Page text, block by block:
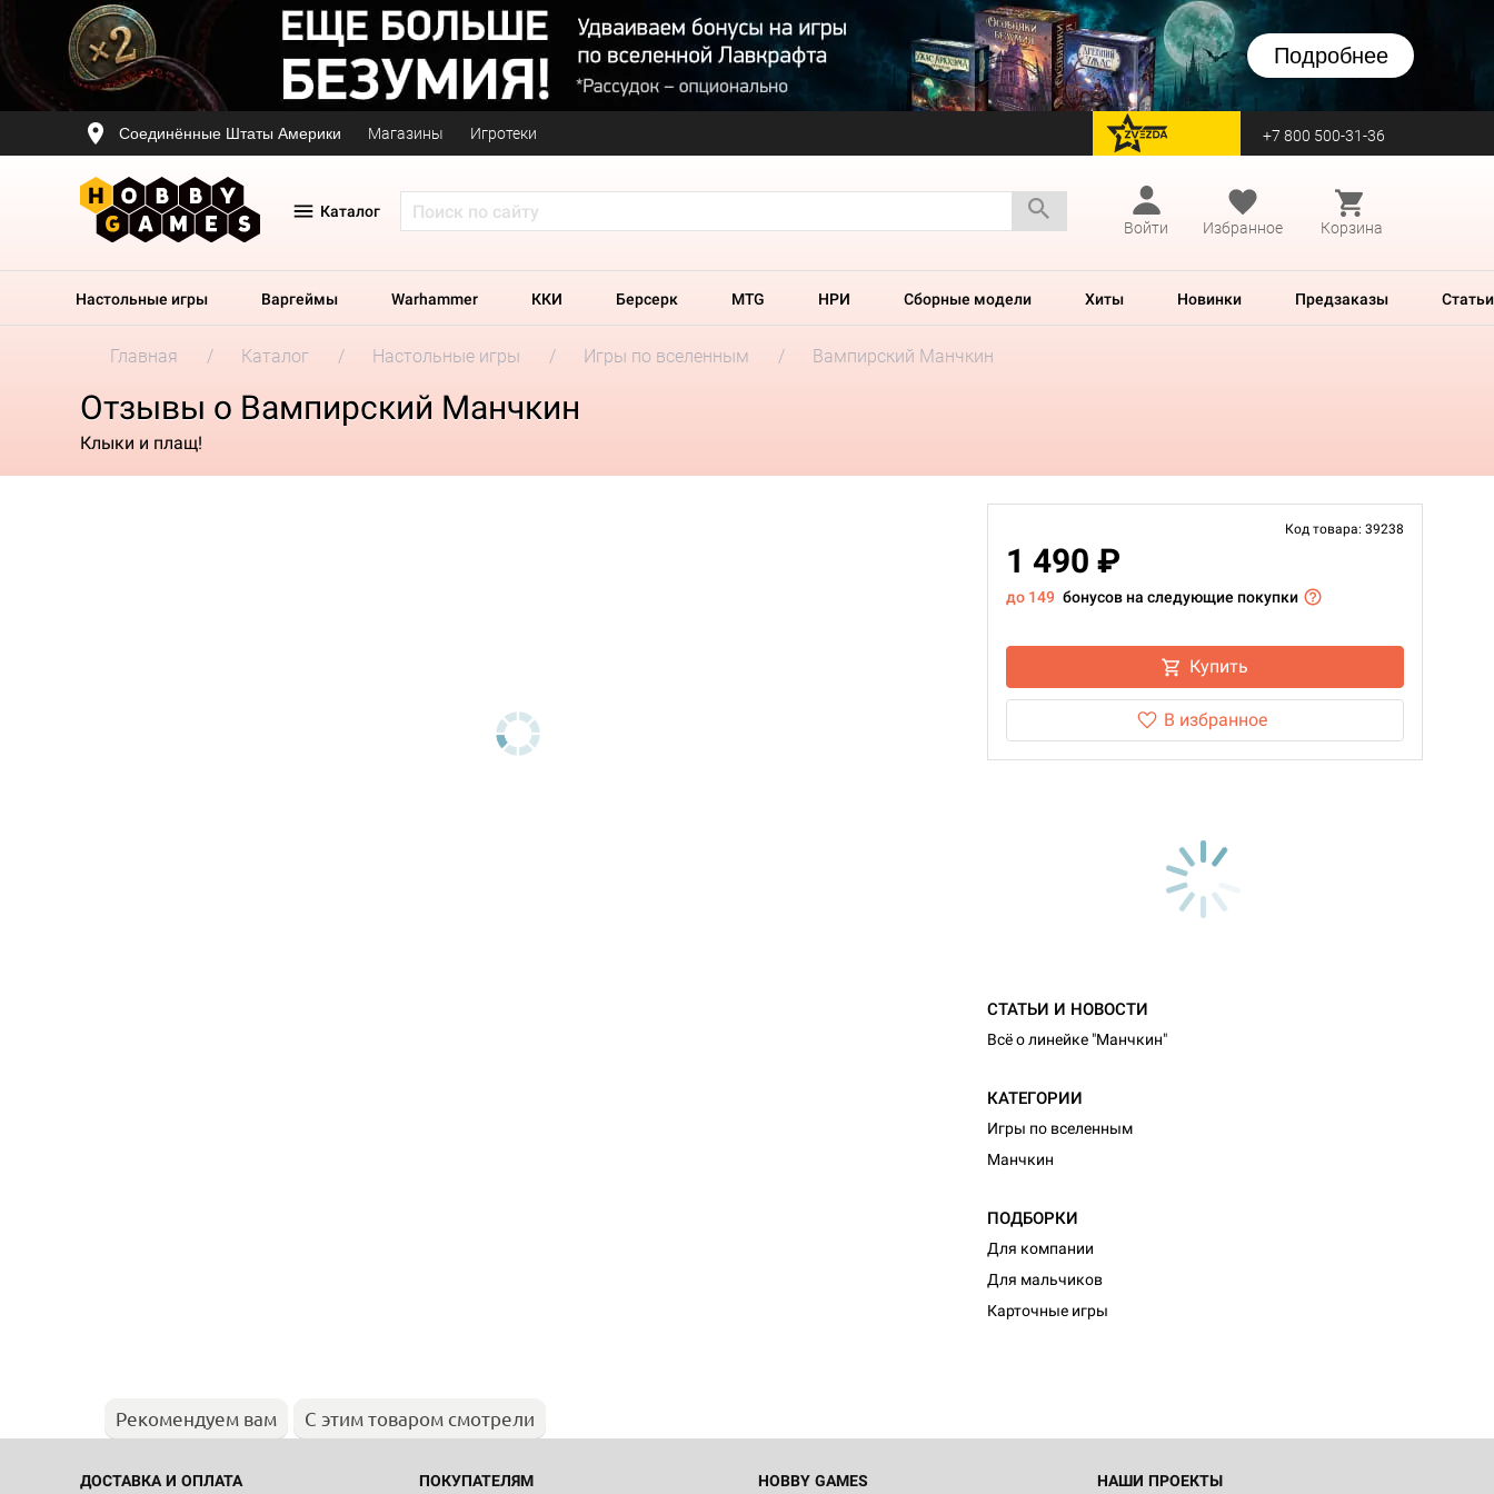
Подробнее
Соединённые Штаты Америки Магазины Игротеки перейти на Zvezda +7 800 500-31-36
Каталог
Войти
Избранное Корзина
Настольные игры Варгеймы Warhammer ККИ Берсерк MTG НРИ Сборные модели Хиты Новинки Предзаказы Статьи
Главная Каталог Настольные игры Игры по вселенным Вампирский Манчкин
Отзывы о Вампирский Манчкин
Клыки и плащ!
Код товара: 39238
1 490 ₽
до 149 бонусов на следующие покупки
Купить
В избранное
СТАТЬИ И НОВОСТИ
Всё о линейке "Манчкин"
КАТЕГОРИИ
Игры по вселенным
Манчкин
ПОДБОРКИ
Для компании
Для мальчиков
Карточные игры
Рекомендуем вам С этим товаром смотрели
ДОСТАВКА И ОПЛАТА ПОКУПАТЕЛЯМ HOBBY GAMES НАШИ ПРОЕКТЫ